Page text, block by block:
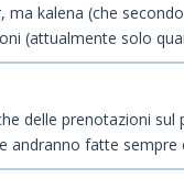
kalena (che
(attualmente solo
delle prenotazioni
fatte sempre